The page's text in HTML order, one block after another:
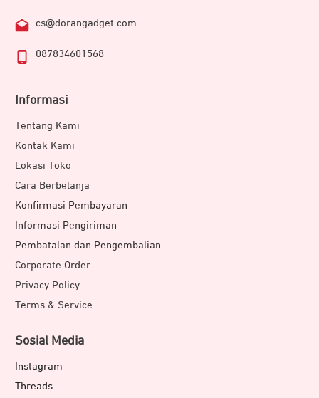
cs@dorangadget.com
087834601568
Informasi
Tentang Kami
Kontak Kami
Lokasi Toko
Cara Berbelanja
Konfirmasi Pembayaran
Informasi Pengiriman
Pembatalan dan Pengembalian
Corporate Order
Privacy Policy
Terms & Service
Sosial Media
Instagram
Threads